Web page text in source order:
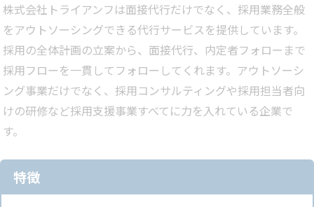
株式会社トライアンフは面接代行だけでなく、採用業務全般
をアウトソーシングできる代行サービスを提供しています。
採用の全体計画の立案から、面接代行、内定者フォローまで
採用フローを一貫してフォローしてくれます。アウトソーシ
ング事業だけでなく、採用コンサルティングや採用担当者向
けの研修など採用支援事業すべてに力を入れている企業で
す。
特徴